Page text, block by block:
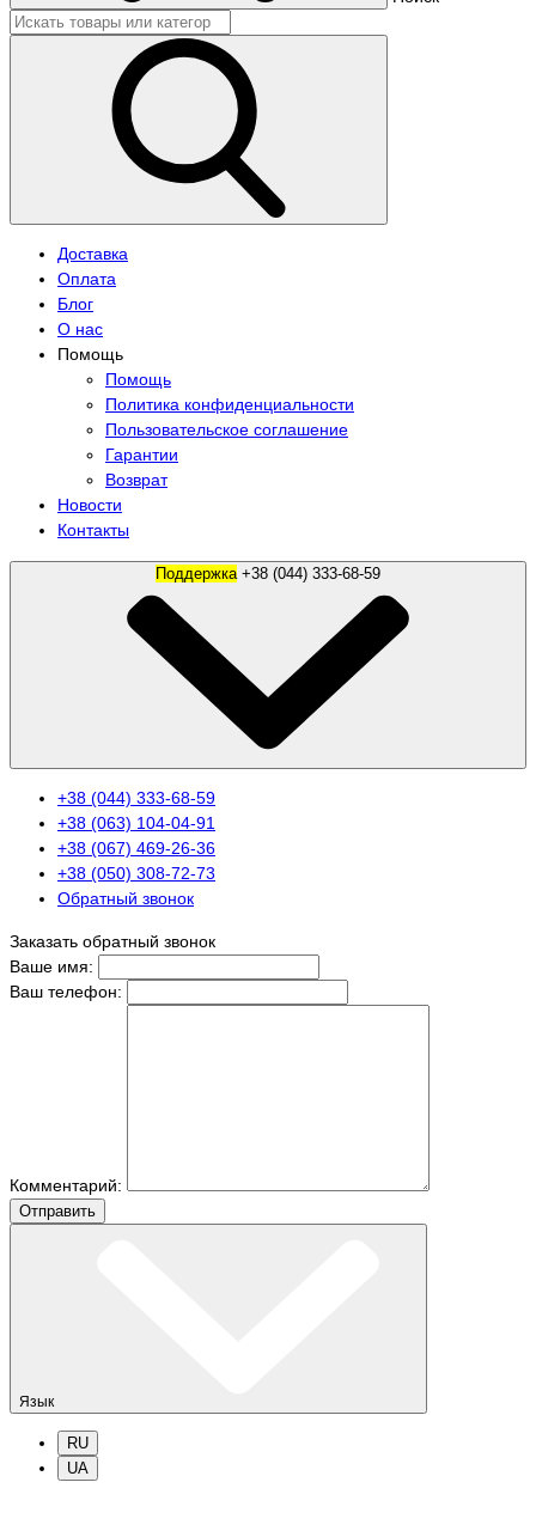
Доставка
Оплата
Блог
О нас
Помощь
Помощь
Политика конфиденциальности
Пользовательское соглашение
Гарантии
Возврат
Новости
Контакты
Поддержка
+38 (044) 333-68-59
+38 (063) 104-04-91
+38 (067) 469-26-36
+38 (050) 308-72-73
Обратный звонок
Заказать обратный звонок
Ваше имя:
Ваш телефон:
Комментарий:
Отправить
Язык
RU
UA